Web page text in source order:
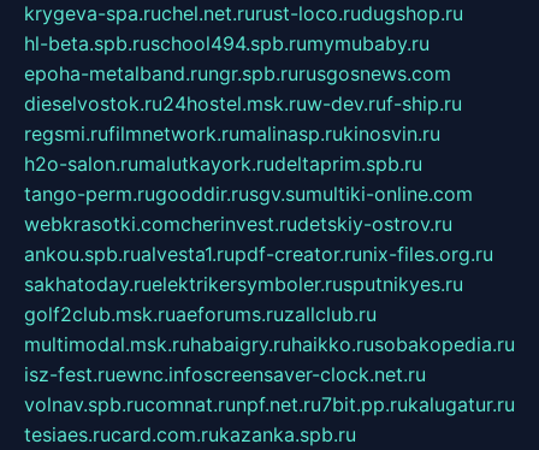
krygeva-spa.ruchel.net.rurust-loco.rudugshop.ru
hl-beta.spb.ruschool494.spb.rumymubaby.ru
epoha-metalband.rungr.spb.rurusgosnews.com
dieselvostok.ru24hostel.msk.ruw-dev.ruf-ship.ru
regsmi.rufilmnetwork.rumalinasp.rukinosvin.ru
h2o-salon.rumalutkayork.rudeltaprim.spb.ru
tango-perm.rugooddir.rusgv.sumultiki-online.com
webkrasotki.comcherinvest.rudetskiy-ostrov.ru
ankou.spb.rualvesta1.rupdf-creator.runix-files.org.ru
sakhatoday.ruelektrikersymboler.rusputnikyes.ru
golf2club.msk.ruaeforums.ruzallclub.ru
multimodal.msk.ruhabaigry.ruhaikko.rusobakopedia.ru
isz-fest.ruewnc.infoscreensaver-clock.net.ru
volnav.spb.rucomnat.runpf.net.ru7bit.pp.rukalugatur.ru
tesiaes.rucard.com.rukazanka.spb.ru